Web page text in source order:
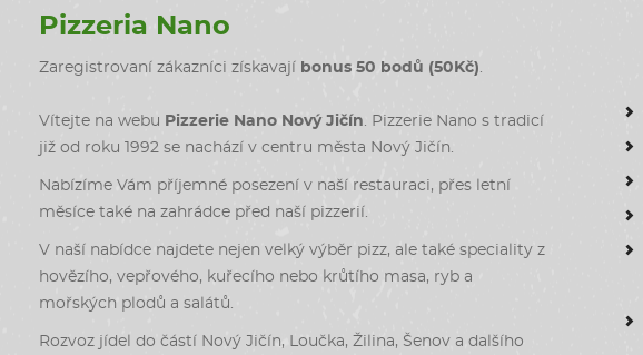
Pizzeria Nano
Zaregistrovaní zákazníci získavají bonus 50 bodů (50Kč).
Vítejte na webu Pizzerie Nano Nový Jičín. Pizzerie Nano s tradicí
již od roku 1992 se nachází v centru města Nový Jičín.
Nabízíme Vám příjemné posezení v naší restauraci, přes letní
měsíce také na zahrádce před naší pizzerií.
V naší nabídce najdete nejen velký výběr pizz, ale také speciality z
hovězího, vepřového, kuřecího nebo krůtího masa, ryb a
mořských plodů a salátů.
Rozvoz jídel do částí Nový Jičín, Loučka, Žilina, Šenov a dalšího